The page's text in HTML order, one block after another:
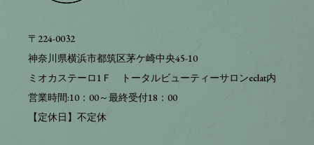
〒224-0032
神奈川県横浜市都筑区茅ケ崎中央45-10
ミオカステーロ1Ｆ トータルビューティーサロンeclat内
営業時間:10：00～最終受付18：00
【定休日】不定休